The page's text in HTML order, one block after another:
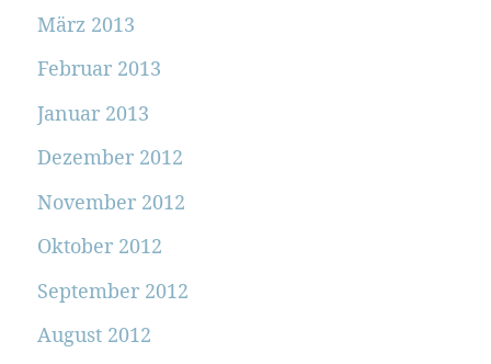
März 2013
Februar 2013
Januar 2013
Dezember 2012
November 2012
Oktober 2012
September 2012
August 2012